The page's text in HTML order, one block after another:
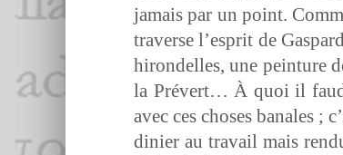
jamais par un point.
tra­verse l’e­sprit de
hiron­delles, une pein­ture
la Prévert… À quoi il
avec ces choses banales ;
dinier au tra­vail mais